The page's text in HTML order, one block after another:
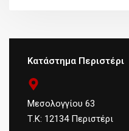
Κατάστημα Περιστέρι
Μεσολογγίου 63
Τ.Κ: 12134 Περιστέρι